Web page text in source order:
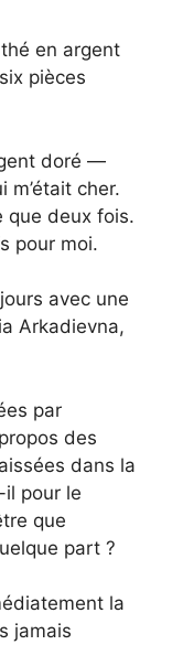
en argent
pièces
doré —
m’était cher.
que deux fois.
pour moi.
avec une
Arkadievna,
par
des
dans la
pour le
que
part ?
la
jamais